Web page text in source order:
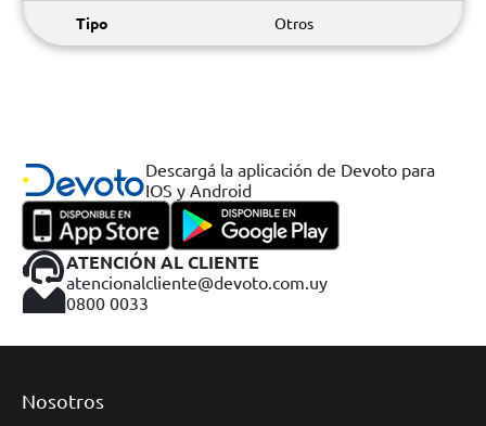
Tipo Otros
Descargá la aplicación de Devoto para
IOS y Android
ATENCIÓN AL CLIENTE
atencionalcliente@devoto.com.uy
0800 0033
Nosotros